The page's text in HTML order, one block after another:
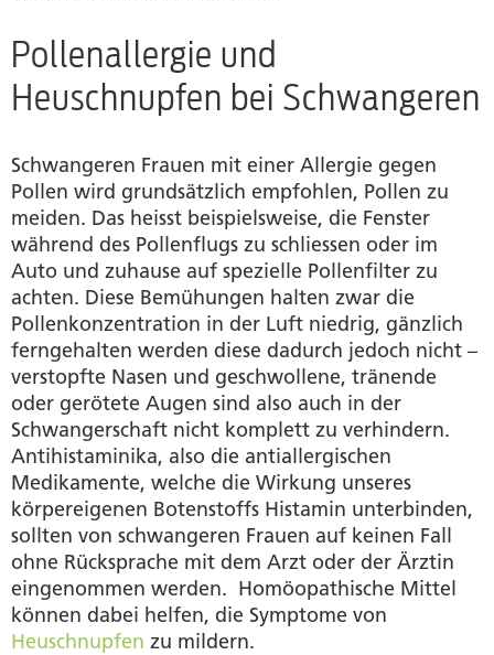
Pollenallergie und
Heuschnupfen bei Schwangeren
Schwangeren Frauen mit einer Allergie gegen
Pollen wird grundsätzlich empfohlen, Pollen zu
meiden. Das heisst beispielsweise, die Fenster
während des Pollenflugs zu schliessen oder im
Auto und zuhause auf spezielle Pollenfilter zu
achten. Diese Bemühungen halten zwar die
Pollenkonzentration in der Luft niedrig, gänzlich
ferngehalten werden diese dadurch jedoch nicht –
verstopfte Nasen und geschwollene, tränende
oder gerötete Augen sind also auch in der
Schwangerschaft nicht komplett zu verhindern.
Antihistaminika, also die antiallergischen
Medikamente, welche die Wirkung unseres
körpereigenen Botenstoffs Histamin unterbinden,
sollten von schwangeren Frauen auf keinen Fall
ohne Rücksprache mit dem Arzt oder der Ärztin
eingenommen werden. Homöopathische Mittel
können dabei helfen, die Symptome von
Heuschnupfen zu mildern.